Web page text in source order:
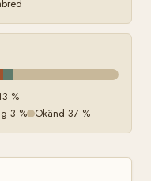
%
3 % Okänd 37 %